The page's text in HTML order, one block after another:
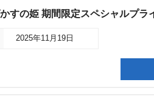
すの姫 期間限定スペシャルプラ
2025年11月19日